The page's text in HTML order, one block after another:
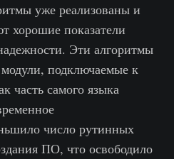
уже реализованы и
хорошие показатели
Эти алгоритмы
модули, подключаемые к
часть самого языка
число рутинных
ПО, что освободило